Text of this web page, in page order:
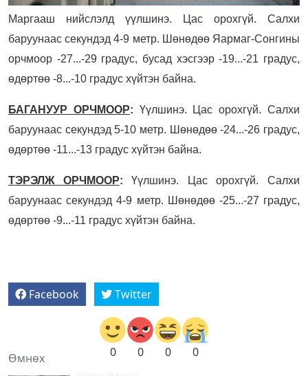
Маргааш нийслэлд үүлшинэ. Цас орохгүй. Салхи
баруунаас секундэд 4-9 метр. Шөнөдөө Яармаг-Сонгины
орчмоор -27...-29 градус, бусад хэсгээр -19...-21 градус,
өдөртөө -8...-10 градус хүйтэн байна.
БАГАНУУР ОРЧМООР: Үүлшинэ. Цас орохгүй. Салхи
баруунаас секундэд 5-10 метр. Шөнөдөө -24...-26 градус,
өдөртөө -11...-13 градус хүйтэн байна.
ТЭРЭЛЖ ОРЧМООР: Үүлшинэ. Цас орохгүй. Салхи
баруунаас секундэд 4-9 метр. Шөнөдөө -25...-27 градус,
өдөртөө -9...-11 градус хүйтэн байна.
Facebook Twitter
0 0 0 0
Өмнөх